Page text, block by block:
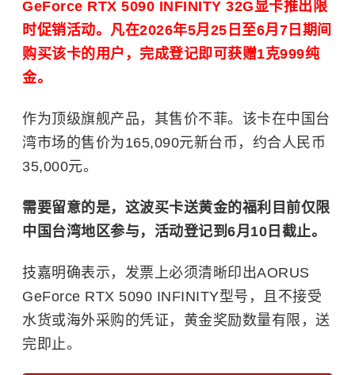
GeForce RTX 5090 INFINITY 32G显卡推出限
时促销活动。凡在2026年5月25日至6月7日期间
购买该卡的用户，完成登记即可获赠1克999纯
金。
作为顶级旗舰产品，其售价不菲。该卡在中国台
湾市场的售价为165,090元新台币，约合人民币
35,000元。
需要留意的是，这波买卡送黄金的福利目前仅限
中国台湾地区参与，活动登记到6月10日截止。
技嘉明确表示，发票上必须清晰印出AORUS
GeForce RTX 5090 INFINITY型号，且不接受
水货或海外采购的凭证，黄金奖励数量有限，送
完即止。